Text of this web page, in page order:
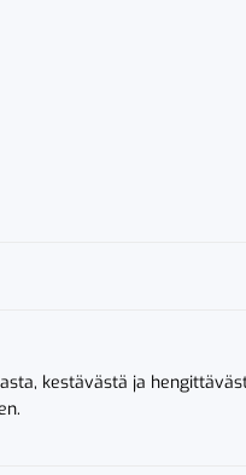
kestävästä ja